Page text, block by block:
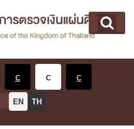
รวจเงินแผ่นดิน
EN TH